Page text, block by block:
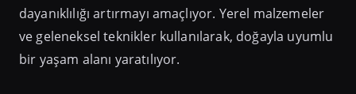
dayanıklılığı artırmayı amaçlıyor. Yerel malzemeler
ve geleneksel teknikler kullanılarak, doğayla uyumlu
bir yaşam alanı yaratılıyor.